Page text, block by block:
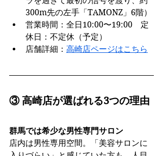
300m先の左手「TAMONZ」6階）
営業時間：全日10:00〜19:00　定
休日：不定休（予定）
店舗詳細： 高崎店ページはこちら
③ 高崎店が選ばれる3つの理由
群馬では希少な男性専門サロン
店内は男性専用空間。「美容サロンに